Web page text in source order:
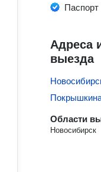
Паспорт
Адреса
выезда
Области
Новосибирск